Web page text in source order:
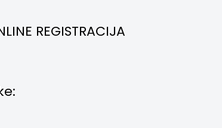
REGISTRACIJA